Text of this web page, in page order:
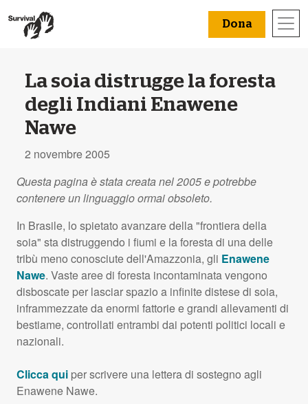
Dona
La soia distrugge la foresta
degli Indiani Enawene
Nawe
2 novembre 2005
Questa pagina è stata creata nel 2005 e potrebbe
contenere un linguaggio ormai obsoleto.
In Brasile, lo spietato avanzare della "frontiera della
soia" sta distruggendo i fiumi e la foresta di una delle
tribù meno conosciute dell'Amazzonia, gli Enawene
Nawe. Vaste aree di foresta incontaminata vengono
disboscate per lasciar spazio a infinite distese di soia,
inframmezzate da enormi fattorie e grandi allevamenti di
bestiame, controllati entrambi dai potenti politici locali e
nazionali.
Clicca qui per scrivere una lettera di sostegno agli
Enawene Nawe.